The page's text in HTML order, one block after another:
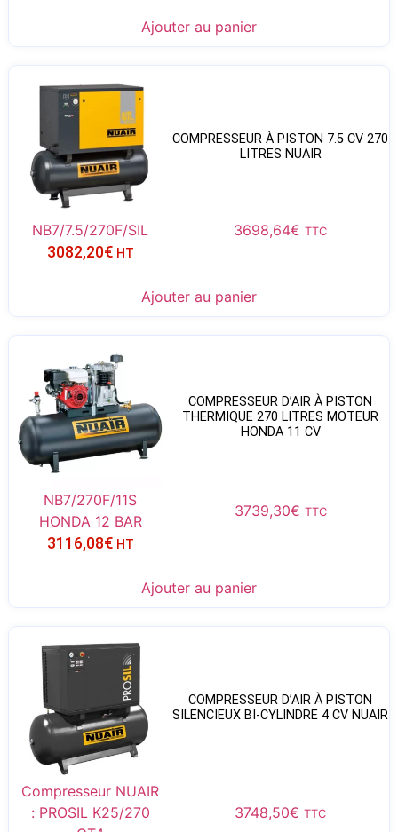
Ajouter au panier
COMPRESSEUR À PISTON 7.5 CV 270
LITRES NUAIR
NB7/7.5/270F/SIL 3698,64€ TTC
3082,20€ HT
Ajouter au panier
COMPRESSEUR D’AIR À PISTON
THERMIQUE 270 LITRES MOTEUR
HONDA 11 CV
NB7/270F/11S
HONDA 12 BAR
3739,30€ TTC
3116,08€ HT
Ajouter au panier
COMPRESSEUR D’AIR À PISTON
SILENCIEUX BI-CYLINDRE 4 CV NUAIR
Compresseur NUAIR
: PROSIL K25/270
3748,50€ TTC